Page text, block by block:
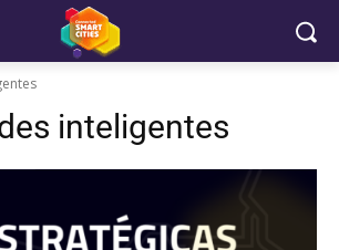
inteligentes